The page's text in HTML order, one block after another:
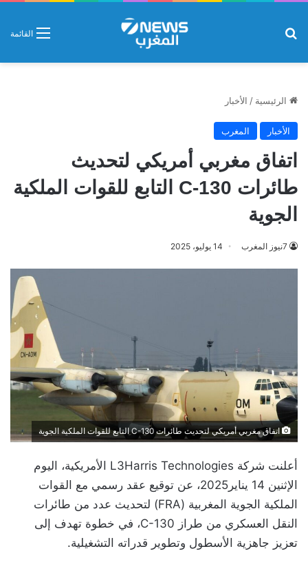
القائمة
الرئيسية / الأخبار
الأخبار المغرب
اتفاق مغربي أمريكي لتحديث
طائرات C-130 التابع للقوات الملكية
الجوية
7نيوز المغرب 14 يوليو، 2025
اتفاق مغربي أمريكي لتحديث طائرات C-130 التابع للقوات الملكية الجوية
أعلنت شركة L3Harris Technologies الأمريكية، اليوم
الإثنين 14 يناير2025، عن توقيع عقد رسمي مع القوات
الملكية الجوية المغربية (FRA) لتحديث عدد من طائرات
النقل العسكري من طراز C-130، في خطوة تهدف إلى
تعزيز جاهزية الأسطول وتطوير قدراته التشغيلية.